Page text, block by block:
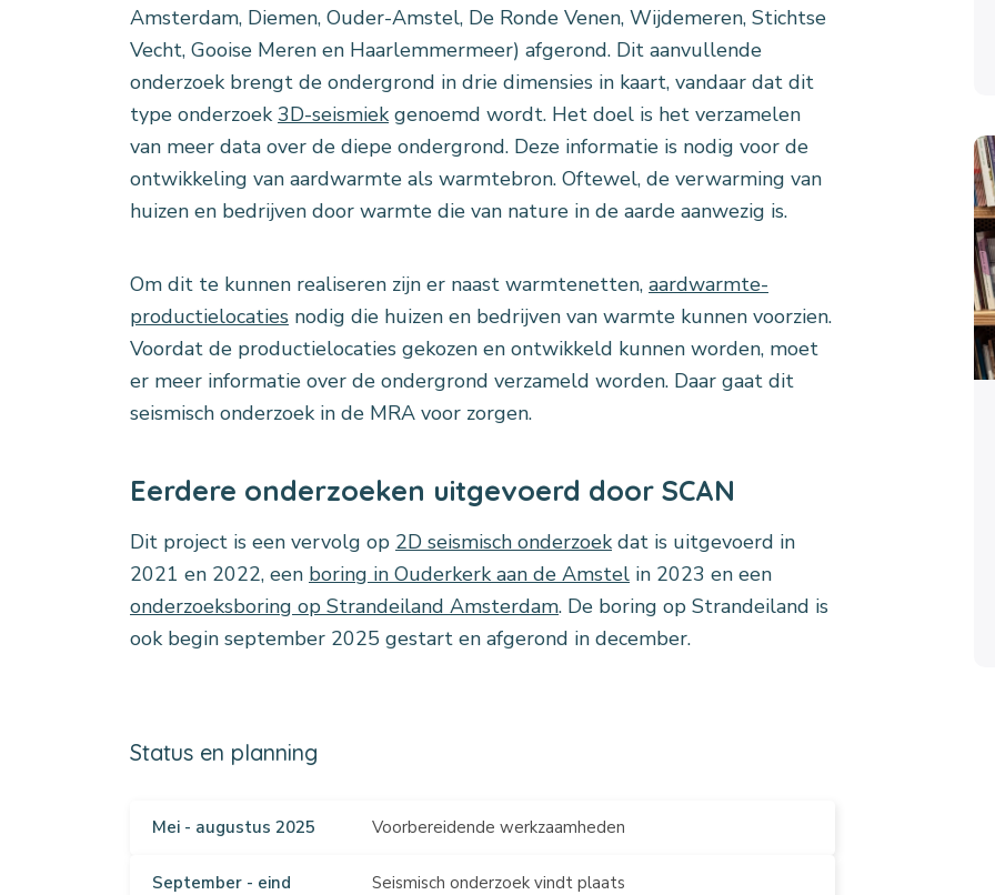
Amsterdam, Diemen, Ouder-Amstel, De Ronde Venen, Wijdemeren, Stichtse
Vecht, Gooise Meren en Haarlemmermeer) afgerond. Dit aanvullende
onderzoek brengt de ondergrond in drie dimensies in kaart, vandaar dat dit
type onderzoek 3D-seismiek genoemd wordt. Het doel is het verzamelen
van meer data over de diepe ondergrond. Deze informatie is nodig voor de
ontwikkeling van aardwarmte als warmtebron. Oftewel, de verwarming van
huizen en bedrijven door warmte die van nature in de aarde aanwezig is.
Om dit te kunnen realiseren zijn er naast warmtenetten, aardwarmte-
productielocaties nodig die huizen en bedrijven van warmte kunnen voorzien.
Voordat de productielocaties gekozen en ontwikkeld kunnen worden, moet
er meer informatie over de ondergrond verzameld worden. Daar gaat dit
seismisch onderzoek in de MRA voor zorgen.
Eerdere onderzoeken uitgevoerd door SCAN
Dit project is een vervolg op 2D seismisch onderzoek dat is uitgevoerd in
2021 en 2022, een boring in Ouderkerk aan de Amstel in 2023 en een
onderzoeksboring op Strandeiland Amsterdam. De boring op Strandeiland is
ook begin september 2025 gestart en afgerond in december.
Status en planning
Mei - augustus 2025 Voorbereidende werkzaamheden
September - eind
Seismisch onderzoek vindt plaats